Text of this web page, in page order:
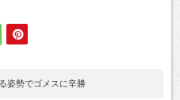
姿勢でゴメスに辛勝